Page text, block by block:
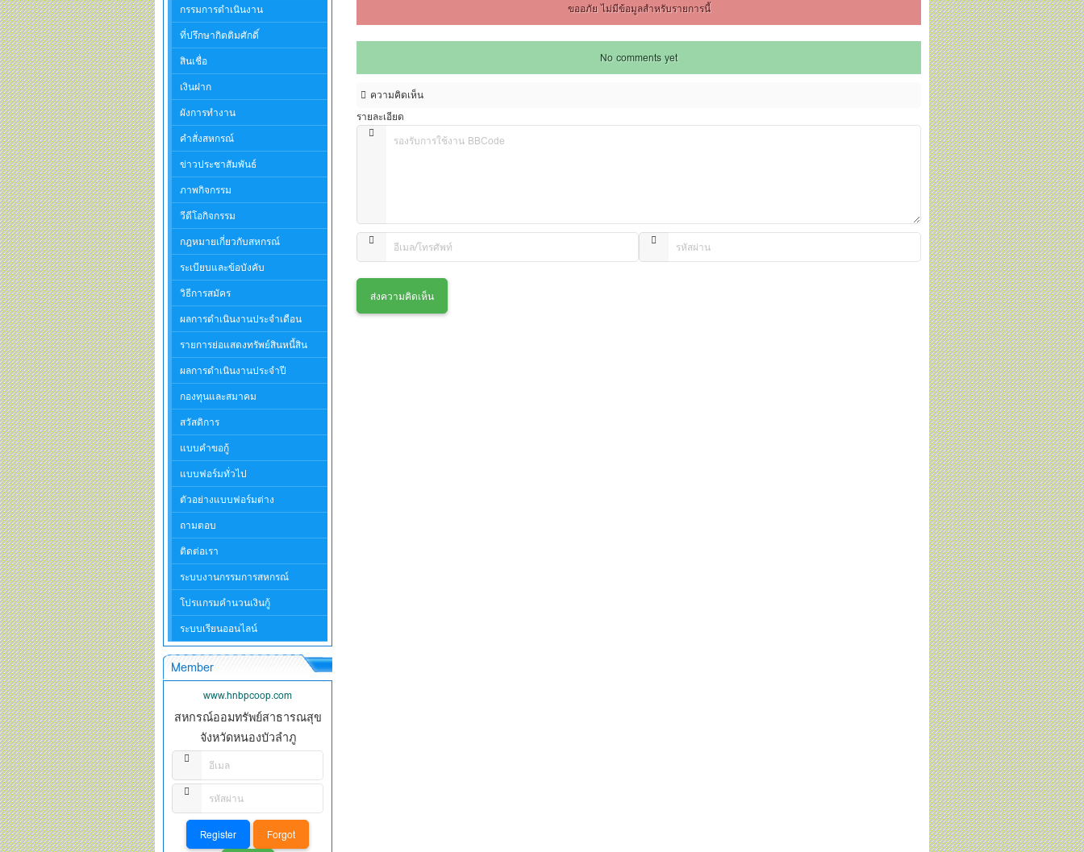
ขออภัย ไม่มีข้อมูลสำหรับรายการนี้
No comments yet
ความคิดเห็น
รายละเอียด
กรรมการดำเนินงาน
ที่ปรึกษากิตติมศักดิ์
สินเชื่อ
เงินฝาก
ผังการทำงาน
คำสั่งสหกรณ์
ข่าวประชาสัมพันธ์
ภาพกิจกรรม
วีดีโอกิจกรรม
กฎหมายเกี่ยวกับสหกรณ์
ระเบียบและข้อบังคับ
วิธีการสมัคร
ผลการดำเนินงานประจำเดือน
รายการย่อแสดงทรัพย์สินหนี้สิน
ผลการดำเนินงานประจำปี
กองทุนและสมาคม
สวัสดิการ
แบบคำขอกู้
แบบฟอร์มทั่วไป
ตัวอย่างแบบฟอร์มต่าง
ถามตอบ
ติดต่อเรา
ระบบงานกรรมการสหกรณ์
โปรแกรมคำนวนเงินกู้
ระบบเรียนออนไลน์
Member
www.hnbpcoop.com
สหกรณ์ออมทรัพย์สาธารณสุข
จังหวัดหนองบัวลำภู